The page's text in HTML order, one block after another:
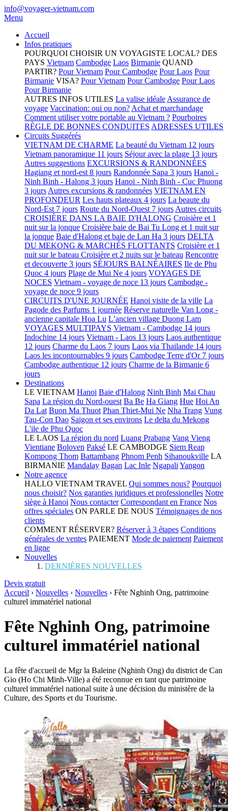
info@voyager-vietnam.com
Menu
Accueil
Infos pratiques
POURQUOI CHOISIR UN VOYAGISTE LOCAL? DES
PAYS Vietnam Cambodge Laos Birmanie QUAND
PARTIR? Pour Vietnam Pour Cambodge Pour Laos Pour
Birmanie VISA? Pour Vietnam Pour Cambodge Pour Laos
Pour Birmanie
AUTRES INFOS UTILES La valise idéale Assurance de
voyage Vaccination: oui ou non? Achat et marchandage
Comment utiliser votre portable au Vietnam ? Pourboires
RÈGLE DE BONNES CONDUITES ADRESSES UTILES
Circuits Suggérés
VIETNAM DE CHARME La beauté du Vietnam 12 jours
Vietnam panoramique 11 jours Séjour avec la plage 13 jours
Autres suggestions EXCURSIONS & RANDONNÉES
Hagiang et nord-est 8 jours Randonnée Sapa 3 jours Hanoi -
Ninh Binh - Halong 3 jours Hanoi - Ninh Binh - Cuc Phuong
3 jours Autres excursions & randonnées VIETNAM EN
PROFONDEUR Les hauts plateaux 4 jours La beaute du
Nord-Est 7 jours Route du Nord-Ouest 7 jours Autres circuits
CROISIÈRE DANS LA BAIE D'HALONG Croisière et 1
nuit sur la jonque Croisière baie de Bai Tu Long et 1 nuit sur
la jonque Baie d'Halong et baie de Lan Ha 3 jours DELTA
DU MEKONG & MARCHÉS FLOTTANTS Croisière et 1
nuit sur le bateau Croisière et 2 nuits sur le bateau Rencontre
et decouverte 3 jours SÉJOURS BALNÉAIRES Ile de Phu
Quoc 4 jours Plage de Mui Ne 4 jours VOYAGES DE
NOCES Vietnam - voyage de noce 13 jours Cambodge -
voyage de noce 9 jours
CIRCUITS D'UNE JOURNÉE Hanoi visite de la ville La
Pagode des Parfums 1 journée Réserve naturelle Van Long -
ancienne capitale Hoa Lu L’ancien village Duong Lam
VOYAGES MULTIPAYS Vietnam - Cambodge 14 jours
Indochine 14 jours Vietnam - Laos 13 jours Laos authentique
12 jours Charme du Laos 7 jours Laos via Thailande 14 jours
Laos les incontournables 9 jours Cambodge Terre d'Or 7 jours
Cambodge authentique 12 jours Charme de la Birmanie 6
jours
Destinations
LE VIETNAM Hanoi Baie d'Halong Ninh Binh Mai Chau
Sapa La région du Nord-ouest Ba Be Ha Giang Hue Hoi An
Da Lat Buon Ma Thuot Phan Thiet-Mui Ne Nha Trang Vung
Tau-Con Dao Saigon et ses environs Le delta du Mekong
L'ile de Phu Quoc
LE LAOS La région du nord Luang Prabang Vang Vieng
Vientiane Boloven Paksé LE CAMBODGE Siem Reap
Kompong Thom Battambang Phnom Penh Sihanoukville LA
BIRMANIE Mandalay Bagan Lac Inle Ngapali Yangon
Notre agence
HALLO VIETNAM TRAVEL Qui sommes nous? Pourquoi
nous choisir? Nos garanties juridiques et professionelles Notre
siège à Hanoi Nous contacter Correspondant en France Nos
offres spéciales ON PARLE DE NOUS Témoignages de nos
clients
COMMENT RÉSERVER? Réserver à 3 étapes Conditions
générales de ventes PAIEMENT Mode de paiement Paiement
en ligne
Nouvelles
DERNIÈRES NOUVELLES
Devis gratuit
Accueil › Nouvelles › Nouvelles › Fête Nghinh Ong, patrimoine
culturel immatériel national
Fête Nghinh Ong, patrimoine
culturel immatériel national
La fête d'accueil de Mgr la Baleine (Nghinh Ong) du district de Can
Gio (Ho Chi Minh-Ville) a été reconnue en tant que patrimoine
culturel immatériel national suite à une décision du ministère de la
Culture, des Sports et du Tourisme.